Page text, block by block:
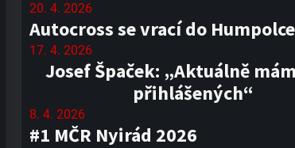
20. 4. 2026
Autocross se vrací do
17. 4. 2026
Josef Špaček: „Aktuálně
přihlášených“
8. 4. 2026
#1 MČR Nyirád 2026